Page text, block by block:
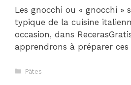
Les gnocchi ou « gnocchi »
typique de la cuisine
occasion, dans
apprendrons à préparer
Catégories
Pâtes